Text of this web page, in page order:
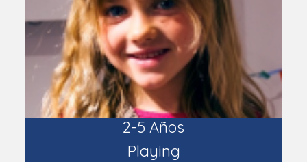
2-5 Años
Playing